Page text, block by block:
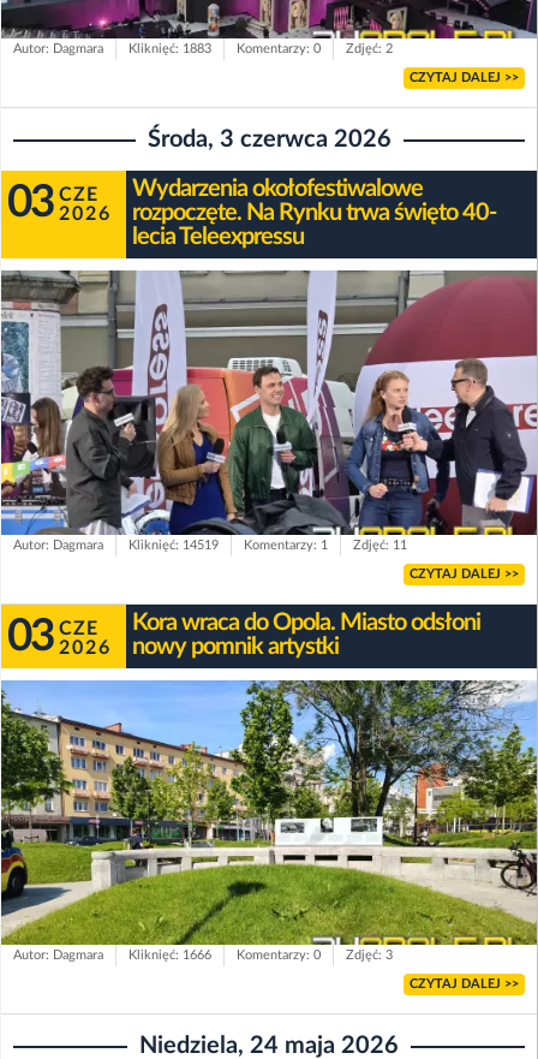
Autor: Dagmara Kliknięć: 1883 Komentarzy: 0 Zdjęć: 2
CZYTAJ DALEJ >>
Środa, 3 czerwca 2026
03 CZE
2026
Wydarzenia okołofestiwalowe
rozpoczęte. Na Rynku trwa święto 40-
lecia Teleexpressu
Autor: Dagmara Kliknięć: 14519 Komentarzy: 1 Zdjęć: 11
CZYTAJ DALEJ >>
03 CZE
2026
Kora wraca do Opola. Miasto odsłoni
nowy pomnik artystki
Autor: Dagmara Kliknięć: 1666 Komentarzy: 0 Zdjęć: 3
CZYTAJ DALEJ >>
Niedziela, 24 maja 2026